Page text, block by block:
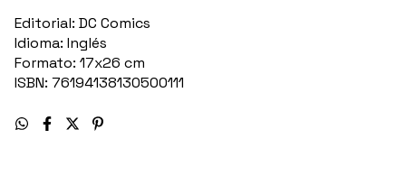
Editorial: DC Comics
Idioma: Inglés
Formato: 17x26 cm
ISBN: 76194138130500111